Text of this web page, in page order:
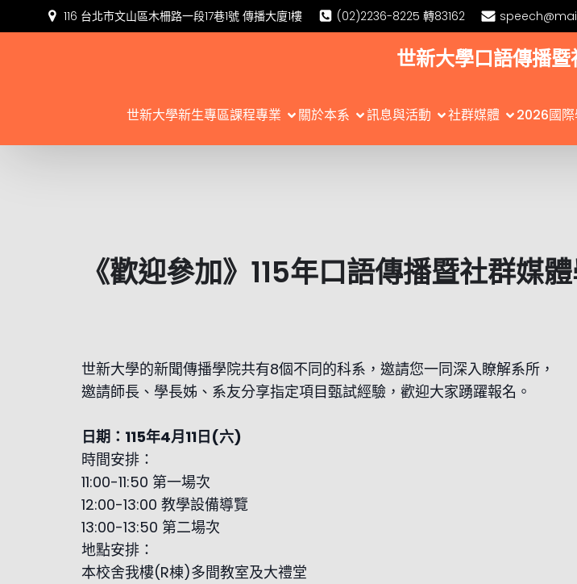
116 台北市文山區木柵路一段17巷1號 傳播大廈1樓 (02)2236-8225 轉83162
世新大學口語傳播
世新大學新生專區課程專業 關於本系 訊息與活動 社群媒體 2026國際
《歡迎參加》115年口語傳播暨社群媒
世新大學的新聞傳播學院共有8個不同的科系，邀請您一同深入瞭解系所，
邀請師長、學長姊、系友分享指定項目甄試經驗，歡迎大家踴躍報名。
日期：115年4月11日(六)
時間安排：
11:00-11:50 第一場次
12:00-13:00 教學設備導覽
13:00-13:50 第二場次
地點安排：
本校舍我樓(R棟)多間教室及大禮堂